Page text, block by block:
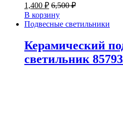
1,400 ₽ 6,500₽
В корзину
Подвесные светильники
Керамический
светильник